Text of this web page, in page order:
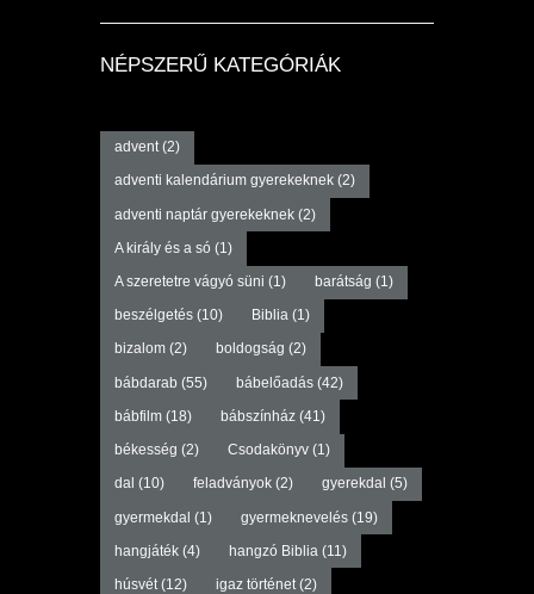
NÉPSZERŰ KATEGÓRIÁK
advent(2)
adventi kalendárium gyerekeknek(2)
adventi naptár gyerekeknek(2)
A király és a só (1)
A szeretetre vágyó süni (1) barátság (1)
beszélgetés(10) Biblia(1)
bizalom(2) boldogság (2)
bábdarab (55) bábelőadás(42)
bábfilm(18) bábszínház(41)
békesség (2) Csodakönyv(1)
dal (10) feladványok(2) gyerekdal (5)
gyermekdal (1) gyermeknevelés(19)
hangjáték(4) hangzó Biblia (11)
húsvét(12) igaz történet(2)